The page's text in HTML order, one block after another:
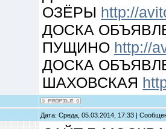
ОЗЁРЫ http://
ДОСКА
ПУЩИНО http://
ДОСКА
ШАХОВСКАЯ
Дата: Среда, 05.03.2014, 17:33 |